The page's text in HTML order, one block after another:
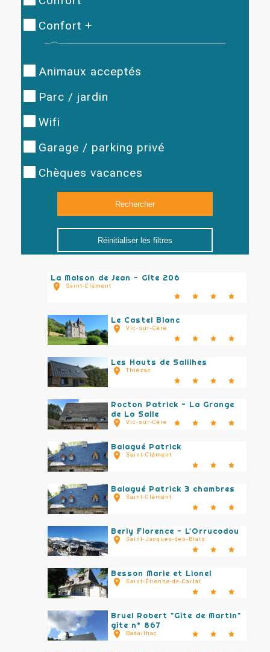
Confort +
Animaux acceptés
Parc / jardin
Wifi
Garage / parking privé
Chèques vacances
Réinitialiser les filtres
La Maison de Jean - Gîte 206
Saint-Clément
Le Castel Blanc
Vic-sur-Cère
Les Hauts de Salilhes
Thiézac
Rocton Patrick - La Grange
de La Salle
Vic-sur-Cère
Balagué Patrick
Saint-Clément
Balagué Patrick 3 chambres
Saint-Clément
Berly Florence - L'Orrucodou
Saint-Jacques-des-Blats
Besson Marie et Lionel
Saint-Étienne-de-Carlat
Bruel Robert "Gîte de Martin"
gîte n° 867
Badailhac